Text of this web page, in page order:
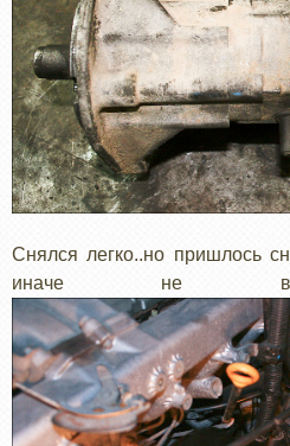
Снялся легко..но пришлось
иначе не